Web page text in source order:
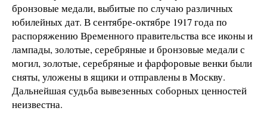
бронзовые медали, выбитые по случаю различных
юбилейных дат. В сентябре-октябре 1917 года по
распоряжению Временного правительства все иконы и
лампады, золотые, серебряные и бронзовые медали с
могил, золотые, серебряные и фарфоровые венки были
сняты, уложены в ящики и отправлены в Москву.
Дальнейшая судьба вывезенных соборных ценностей
неизвестна.